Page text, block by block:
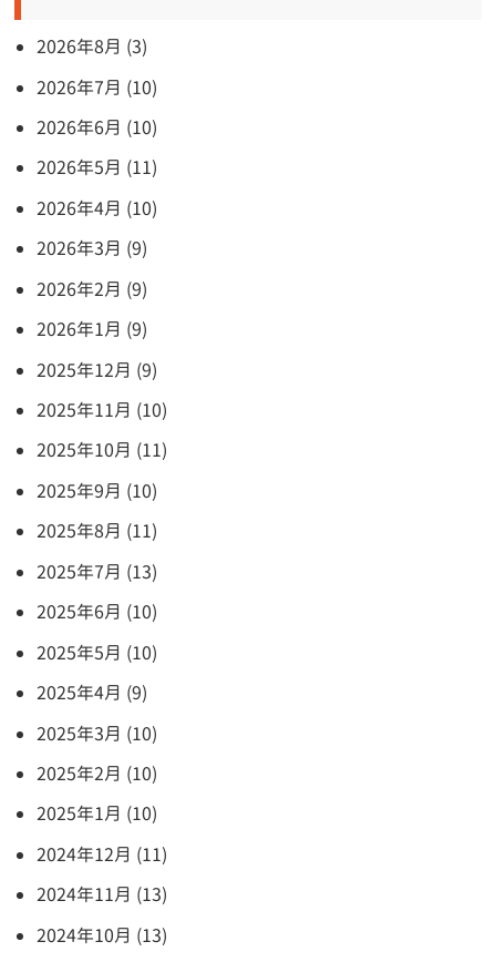
2026年8月 (3)
2026年7月 (10)
2026年6月 (10)
2026年5月 (11)
2026年4月 (10)
2026年3月 (9)
2026年2月 (9)
2026年1月 (9)
2025年12月 (9)
2025年11月 (10)
2025年10月 (11)
2025年9月 (10)
2025年8月 (11)
2025年7月 (13)
2025年6月 (10)
2025年5月 (10)
2025年4月 (9)
2025年3月 (10)
2025年2月 (10)
2025年1月 (10)
2024年12月 (11)
2024年11月 (13)
2024年10月 (13)